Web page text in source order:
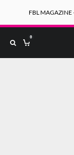
FBL MAGAZINE
0